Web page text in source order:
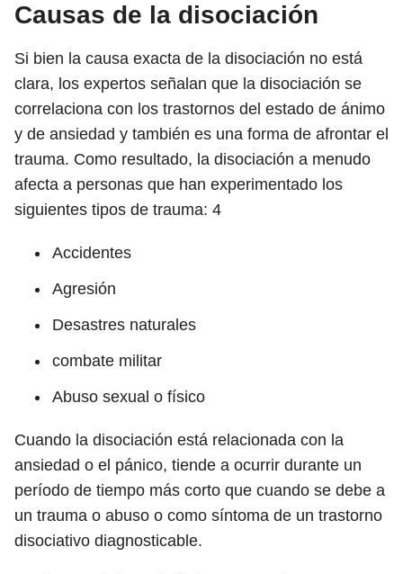
Causas de la disociación
Si bien la causa exacta de la disociación no está
clara, los expertos señalan que la disociación se
correlaciona con los trastornos del estado de ánimo
y de ansiedad y también es una forma de afrontar el
trauma. Como resultado, la disociación a menudo
afecta a personas que han experimentado los
siguientes tipos de trauma: 4
Accidentes
Agresión
Desastres naturales
combate militar
Abuso sexual o físico
Cuando la disociación está relacionada con la
ansiedad o el pánico, tiende a ocurrir durante un
período de tiempo más corto que cuando se debe a
un trauma o abuso o como síntoma de un trastorno
disociativo diagnosticable.